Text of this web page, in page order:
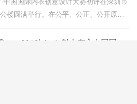
楼圆满举行。在公平、公正、公开原则